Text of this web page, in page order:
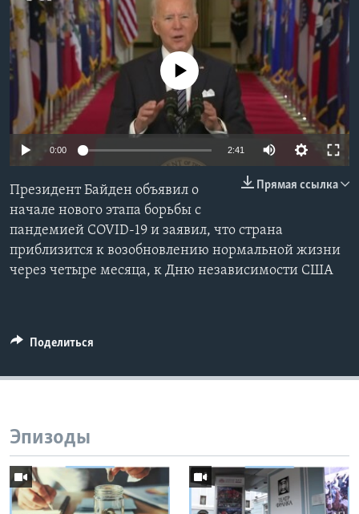
Learning English
СОЦИАЛЬНЫЕ СЕТИ
Языки
No media source currently available
0:00 2:41
Прямая ссылка
Президент Байден объявил о
начале нового этапа борьбы с
пандемией COVID-19 и заявил, что страна
приблизится к возобновлению нормальной жизни
через четыре месяца, к Дню независимости США
Поделиться
Эпизоды